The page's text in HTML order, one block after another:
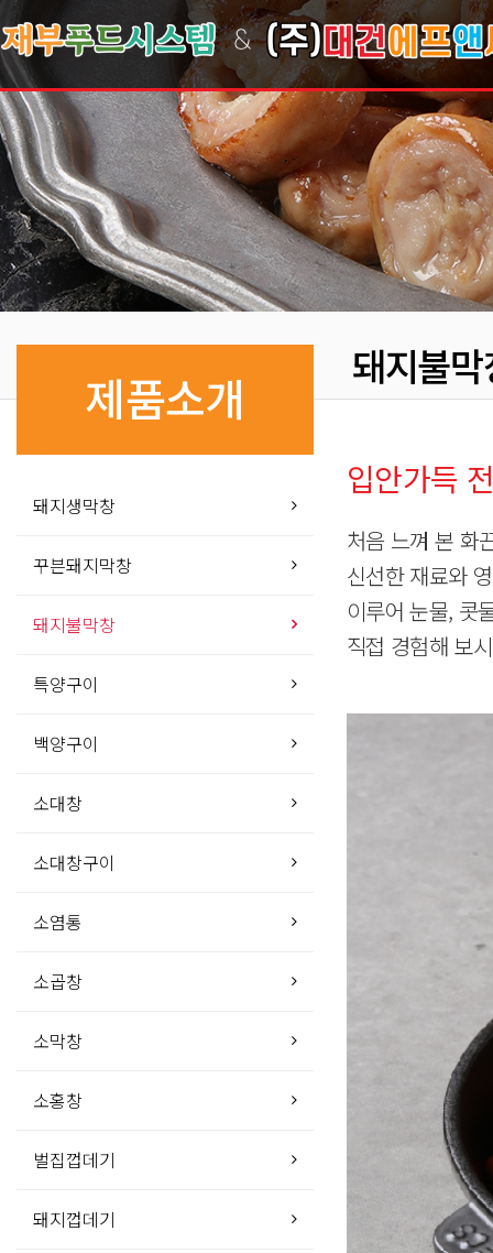
돼지불
입안가득
처음 느껴 본 화
신선한 재료와
이루어 눈물, 콧
직접 경험해 보
제품소개
돼지생막창
꾸븐돼지막창
돼지불막창
특양구이
백양구이
소대창
소대창구이
소염통
소곱창
소막창
소홍창
벌집껍데기
돼지껍데기